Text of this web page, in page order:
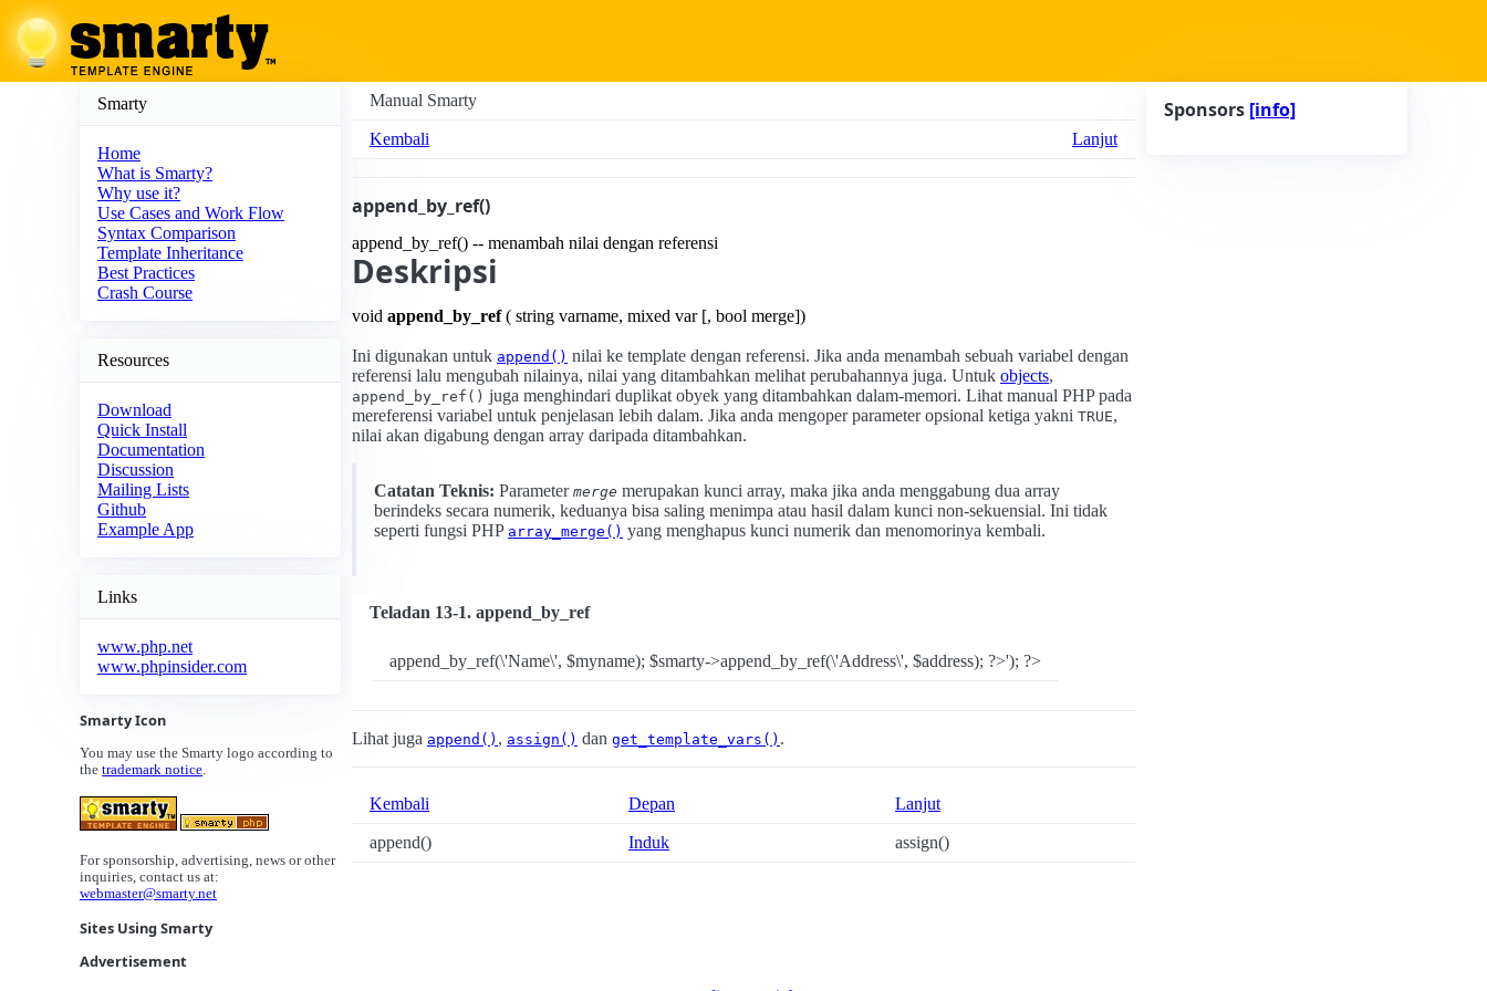
Smarty
Home
What is Smarty?
Why use it?
Use Cases and Work Flow
Syntax Comparison
Template Inheritance
Best Practices
Crash Course
Resources
Download
Quick Install
Documentation
Discussion
Mailing Lists
Github
Example App
Links
www.php.net
www.phpinsider.com
Smarty Icon
You may use the Smarty logo according to
the trademark notice.
For sponsorship, advertising, news or other
inquiries, contact us at:
webmaster@smarty.net
Sites Using Smarty
Advertisement
Manual Smarty
Kembali Lanjut
append_by_ref()
append_by_ref() -- menambah nilai dengan referensi
Deskripsi
void append_by_ref( string varname, mixed var [, bool merge])
Ini digunakan untuk append() nilai ke template dengan referensi. Jika anda menambah sebuah variabel dengan
referensi lalu mengubah nilainya, nilai yang ditambahkan melihat perubahannya juga. Untuk objects,
append_by_ref() juga menghindari duplikat obyek yang ditambahkan dalam-memori. Lihat manual PHP pada
mereferensi variabel untuk penjelasan lebih dalam. Jika anda mengoper parameter opsional ketiga yakni TRUE,
nilai akan digabung dengan array daripada ditambahkan.
Catatan Teknis: Parameter merge merupakan kunci array, maka jika anda menggabung dua array
berindeks secara numerik, keduanya bisa saling menimpa atau hasil dalam kunci non-sekuensial. Ini tidak
seperti fungsi PHP array_merge() yang menghapus kunci numerik dan menomorinya kembali.
Teladan 13-1. append_by_ref
append_by_ref(\'Name\', $myname); $smarty->append_by_ref(\'Address\', $address); ?>'); ?>
Lihat juga append() , assign() dan get_template_vars() .
Kembali Depan Lanjut
append() Induk assign()
Sponsors [info]